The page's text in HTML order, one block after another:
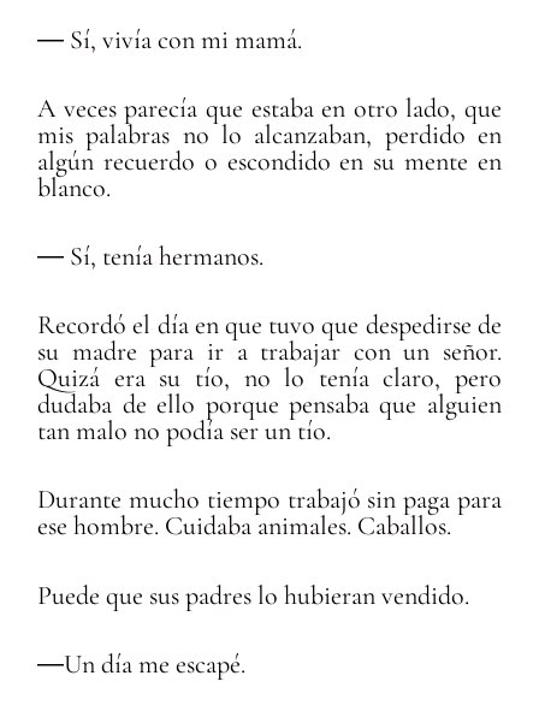
― Sí, vivía con mi mamá.
A veces parecía que estaba en otro lado, que
mis palabras no lo alcanzaban, perdido en
algún recuerdo o escondido en su mente en
blanco.
― Sí, tenía hermanos.
Recordó el día en que tuvo que despedirse de
su madre para ir a trabajar con un señor.
Quizá era su tío, no lo tenía claro, pero
dudaba de ello porque pensaba que alguien
tan malo no podía ser un tío.
Durante mucho tiempo trabajó sin paga para
ese hombre. Cuidaba animales. Caballos.
Puede que sus padres lo hubieran vendido.
―Un día me escapé.